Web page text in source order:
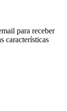
para receber
características